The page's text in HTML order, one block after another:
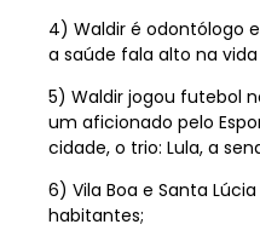
4) Waldir é odontólogo
a saúde fala alto na vida
5) Waldir jogou futebol
um aficionado pelo
cidade, o trio: Lula, a
6) Vila Boa e Santa
habitantes;